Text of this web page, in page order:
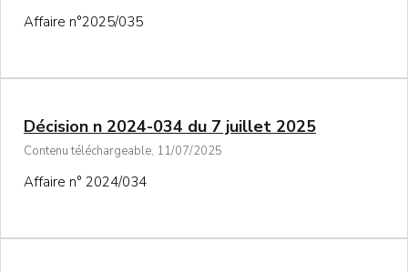
Affaire n°2025/035
Décision n 2024-034 du 7 juillet 2025
Contenu téléchargeable, 11/07/2025
Affaire n° 2024/034